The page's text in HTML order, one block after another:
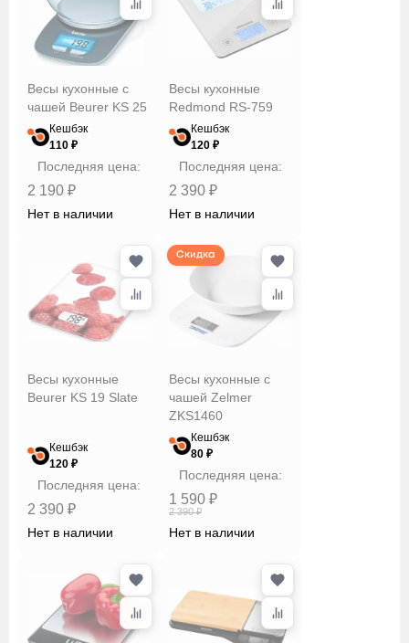
Весы кухонные с
чашей Beurer KS 25
Кешбэк
110 ₽
Последняя цена:
2 190 ₽
Нет в наличии
Весы кухонные
Redmond RS-759
Кешбэк
120 ₽
Последняя цена:
2 390 ₽
Нет в наличии
Весы кухонные
Beurer KS 19 Slate
Кешбэк
120 ₽
Последняя цена:
2 390 ₽
Нет в наличии
Скидка
Весы кухонные с
чашей Zelmer
ZKS1460
Кешбэк
80 ₽
Последняя цена:
1 590 ₽
2 390 ₽
Нет в наличии